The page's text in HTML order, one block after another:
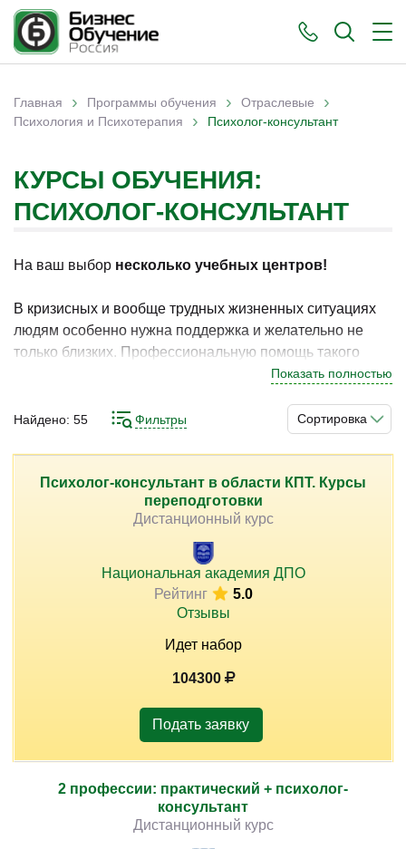
Вы здесь
Главная › Программы обучения › Отраслевые ›
Психология и Психотерапия › Психолог-консультант
КУРСЫ ОБУЧЕНИЯ:
ПСИХОЛОГ-КОНСУЛЬТАНТ
На ваш выбор несколько учебных центров!
В кризисных и вообще трудных жизненных ситуациях
людям особенно нужна поддержка и желательно не
только близких. Профессиональную помощь такого
плана оказывает психолог-консультант. Он
терапевтической работы покажет способы, как
справиться с повышенным стрессом и нервным
напряжением. Подобный труд требует особых знаний и
навыков, только подготовленный специалист может им
заниматься. Одним из вариантов профильной
подготовки для вас могут стать курсы. Они предлагают
самые разные программы обучения.
Показать полностью
Сортировка
Найдено: 55 Фильтры
Психолог-консультант в области КПТ. Курсы
переподготовки
Дистанционный курс
Национальная академия ДПО
Рейтинг
5.0
Отзывы
Идет набор
104300
Подать заявку
2 профессии: практический + психолог-
консультант
Дистанционный курс